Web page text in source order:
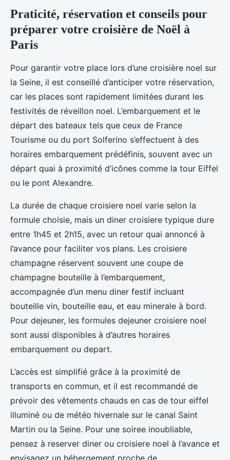
Praticité, réservation et conseils pour
préparer votre croisière de Noël à
Paris
Pour garantir votre place lors d’une croisière noel sur
la Seine, il est conseillé d’anticiper votre réservation,
car les places sont rapidement limitées durant les
festivités de réveillon noel. L’embarquement et le
départ des bateaux tels que ceux de France
Tourisme ou du port Solferino s’effectuent à des
horaires embarquement prédéfinis, souvent avec un
départ quai à proximité d’icônes comme la tour Eiffel
ou le pont Alexandre.
La durée de chaque croisiere noel varie selon la
formule choisie, mais un diner croisiere typique dure
entre 1h45 et 2h15, avec un retour quai annoncé à
l’avance pour faciliter vos plans. Les croisiere
champagne réservent souvent une coupe de
champagne bouteille à l’embarquement,
accompagnée d’un menu diner festif incluant
bouteille vin, bouteille eau, et eau minerale à bord.
Pour dejeuner, les formules dejeuner croisiere noel
sont aussi disponibles à d’autres horaires
embarquement ou depart.
L’accès est simplifié grâce à la proximité de
transports en commun, et il est recommandé de
prévoir des vêtements chauds en cas de tour eiffel
illuminé ou de météo hivernale sur le canal Saint
Martin ou la Seine. Pour une soiree inoubliable,
pensez à reserver diner ou croisiere noel à l’avance et